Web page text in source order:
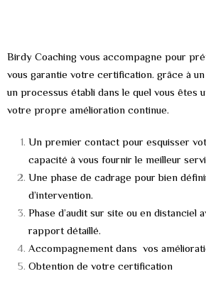
Birdy Coaching vous accompagne pour
vous garantie votre certification. grâce à
un processus établi dans le quel vous êtes
votre propre amélioration continue.
Un premier contact pour esquisser
capacité à vous fournir le meilleur
Une phase de cadrage pour bien
d’intervention.
Phase d’audit sur site ou en distanciel
rapport détaillé.
Accompagnement dans vos
Obtention de votre certification